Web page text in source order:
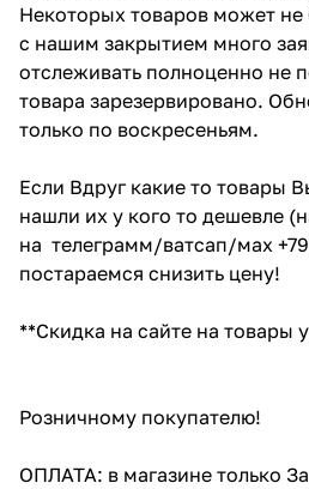
Некоторых товаров может не
с нашим закрытием много
отслеживать полноценно не
товара зарезервировано.
только по воскресеньям.
Если Вдруг какие то товары
нашли их у кого то дешевле
на телеграмм/ватсап/мах
постараемся снизить цену!
**Скидка на сайте на товары
Розничному покупателю!
ОПЛАТА: в магазине только